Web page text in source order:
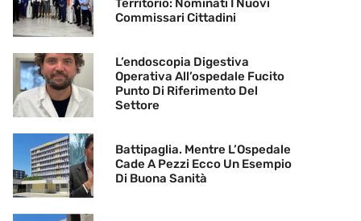
Territorio: Nominati I Nuovi
Commissari Cittadini
L’endoscopia Digestiva
Operativa All’ospedale Fucito
Punto Di Riferimento Del
Settore
Battipaglia. Mentre L’Ospedale
Cade A Pezzi Ecco Un Esempio
Di Buona Sanità